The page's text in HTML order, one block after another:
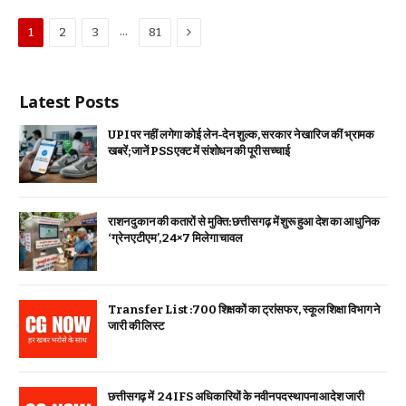
1 2 3 … 81 Next
Latest Posts
UPI पर नहीं लगेगा कोई लेन-देन शुल्क, सरकार ने खारिज कीं भ्रामक
खबरें; जानें PSS एक्ट में संशोधन की पूरी सच्चाई
राशन दुकान की कतारों से मुक्ति: छत्तीसगढ़ में शुरू हुआ देश का आधुनिक
‘ग्रेन एटीएम’, 24×7 मिलेगा चावल
Transfer List :700 शिक्षकों का ट्रांसफर, स्कूल शिक्षा विभाग ने
जारी की लिस्ट
छत्तीसगढ़ में 24 IFS अधिकारियों के नवीन पदस्थापना आदेश जारी